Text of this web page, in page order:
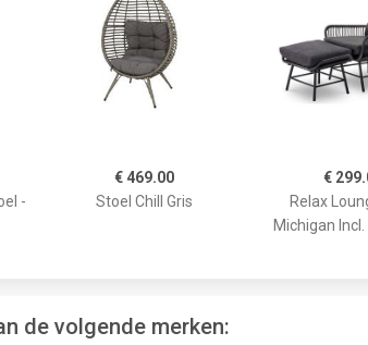
-
€ 469.00
Stoel Chill Gris
€
Relax
Michigan
de volgende merken: